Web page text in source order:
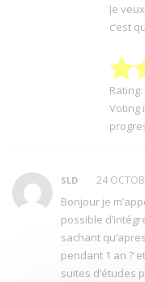
Je
c’est
Rating:
Voting
SLD 24
Bonjour je
possible
sachant
pendant 1 an ?
suites d’études